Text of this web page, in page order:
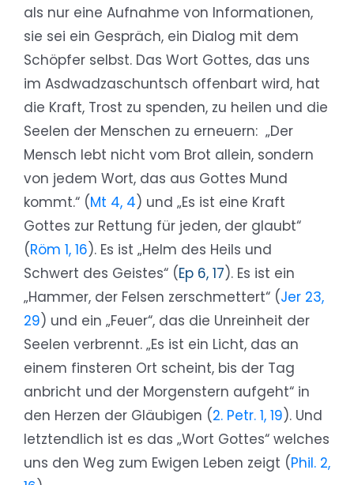
als nur eine Aufnahme von Informationen,
sie sei ein Gespräch, ein Dialog mit dem
Schöpfer selbst. Das Wort Gottes, das uns
im Asdwadzaschuntsch offenbart wird, hat
die Kraft, Trost zu spenden, zu heilen und die
Seelen der Menschen zu erneuern: „Der
Mensch lebt nicht vom Brot allein, sondern
von jedem Wort, das aus Gottes Mund
kommt.“ (Mt 4, 4) und „Es ist eine Kraft
Gottes zur Rettung für jeden, der glaubt“
(Röm 1, 16). Es ist „Helm des Heils und
Schwert des Geistes“ (Ep 6, 17). Es ist ein
„Hammer, der Felsen zerschmettert“ (Jer 23,
29) und ein „Feuer“, das die Unreinheit der
Seelen verbrennt. „Es ist ein Licht, das an
einem finsteren Ort scheint, bis der Tag
anbricht und der Morgenstern aufgeht“ in
den Herzen der Gläubigen (2. Petr. 1, 19). Und
letztendlich ist es das „Wort Gottes“ welches
uns den Weg zum Ewigen Leben zeigt (Phil. 2,